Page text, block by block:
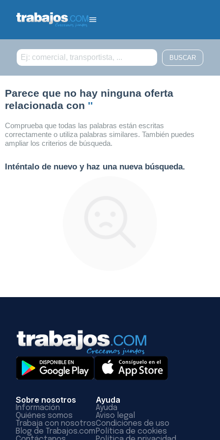
Parece que no hay ninguna oferta
relacionada con ''
Comprueba que todas las palabras están escritas
correctamente o utiliza palabras similares. También puedes
ampliar los criterios de búsqueda.
Inténtalo de nuevo y haz una nueva búsqueda.
Sobre nosotros
Información
Quiénes somos
Trabaja con nosotros
Blog de Trabajos.com
Ayuda
Ayuda
Aviso legal
Condiciones de uso
Política de cookies